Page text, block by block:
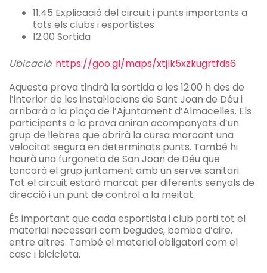
11.45 Explicació del circuit i punts importants a
tots els clubs i esportistes
12.00 Sortida
Ubicació: https://goo.gl/maps/xtjlk5xzkugrtfds6
Aquesta prova tindrà la sortida a les 12:00 h des de
l’interior de les instal·lacions de Sant Joan de Déu i
arribarà a la plaça de l’Ajuntament d’Almacelles. Els
participants a la prova aniran acompanyats d’un
grup de llebres que obrirà la cursa marcant una
velocitat segura en determinats punts. També hi
haurà una furgoneta de San Joan de Déu que
tancarà el grup juntament amb un servei sanitari.
Tot el circuit estarà marcat per diferents senyals de
direcció i un punt de control a la meitat.
És important que cada esportista i club porti tot el
material necessari com begudes, bomba d’aire,
entre altres. També el material obligatori com el
casc i bicicleta.